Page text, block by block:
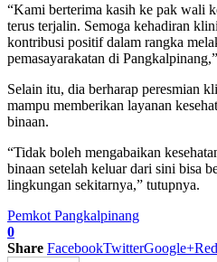
“Kami berterima kasih ke pak wali
terus terjalin. Semoga kehadiran
kontribusi positif dalam rangka
pemasayarakatan di
Selain itu, dia berharap peresmian
mampu memberikan layanan
binaan.
“Tidak boleh mengabaikan
binaan setelah keluar dari sini bisa
lingkungan sekitarnya,” tutupnya.
Pemkot Pangkalpinang
0
Share FacebookTwitterGoogle+